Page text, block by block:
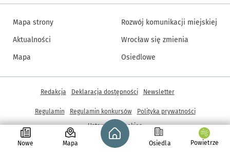
Nowe Mapa
Strona główna - wroclaw.pl
Osiedla Powietrze
Mapa strony
Aktualności
Mapa
Rozwój komunikacji miejskiej
Wrocław się zmienia
Osiedlowe
© Copyright 2005-2026, ARAW S.A., Gmina Wrocław
Inne informacje
Redakcja Deklaracja dostępności Newsletter
Regulamin Regulamin konkursów
Polityka prywatności
Ustawienia cookies